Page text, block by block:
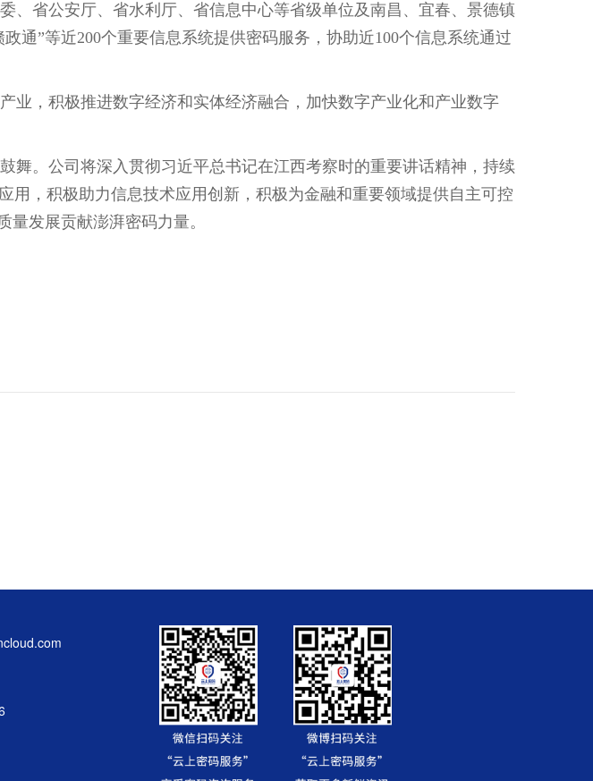
省公安厅、省水利厅、省信息中心等省级单位及南昌、宜春、景德镇
政通”等近200个重要信息系统提供密码服务，协助近100个信息系统通过
，积极推进数字经济和实体经济融合，加快数字产业化和产业数字
。公司将深入贯彻习近平总书记在江西考察时的重要讲话精神，持续
用，积极助力信息技术应用创新，积极为金融和重要领域提供自主可控
量发展贡献澎湃密码力量。